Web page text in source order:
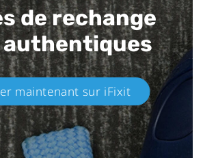
de rechange
authentiques​
maintenant sur iFixit​